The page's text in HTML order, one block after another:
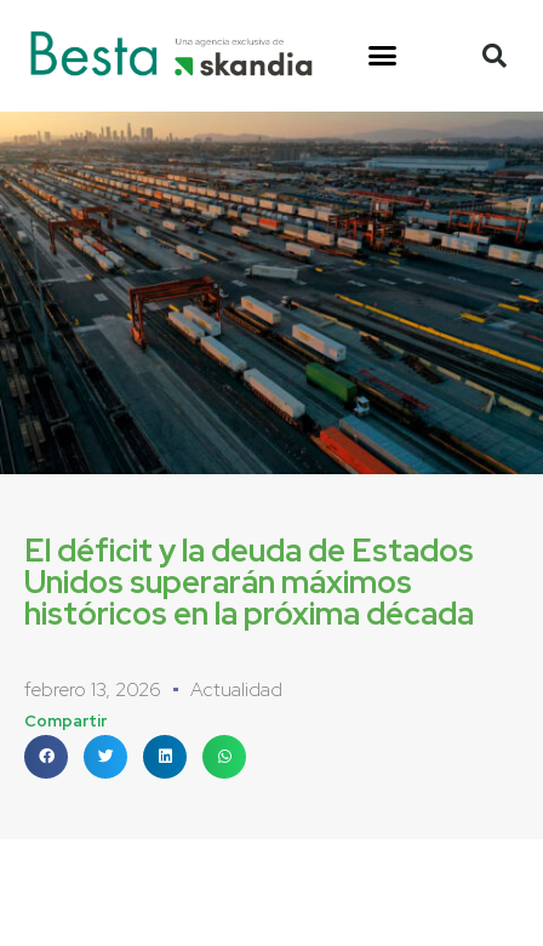
El déficit y la deuda de Estados
Unidos superarán máximos
históricos en la próxima década
febrero 13, 2026 Actualidad
Compartir